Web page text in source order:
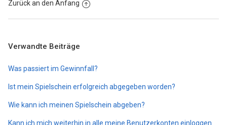
Zurück an den Anfang
Verwandte Beiträge
Was passiert im Gewinnfall?
Ist mein Spielschein erfolgreich abgegeben worden?
Wie kann ich meinen Spielschein abgeben?
Kann ich mich weiterhin in alle meine Benutzerkonten einloggen